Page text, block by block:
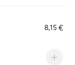
8,15 €